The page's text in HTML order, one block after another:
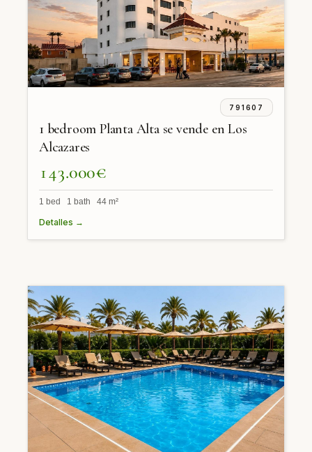
791607
1 bedroom Planta Alta se vende en Los
Alcazares
143.000€
1 bed 1 bath 44 m²
Detalles →